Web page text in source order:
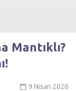
Mantıklı?
9 Nisan 2026